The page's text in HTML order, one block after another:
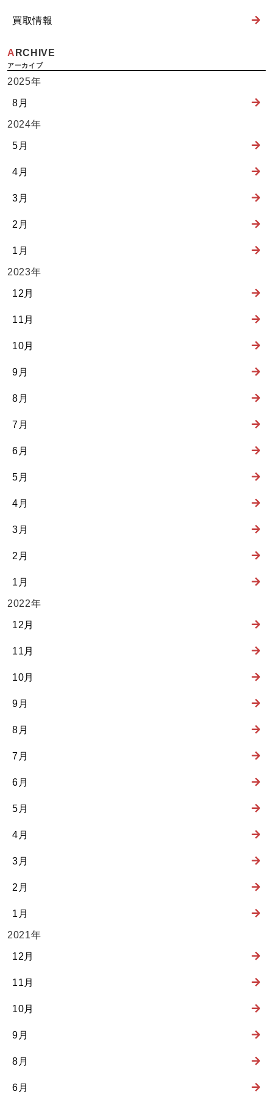
買取情報
ARCHIVE
2025年
8月
2024年
5月
4月
3月
2月
1月
2023年
12月
11月
10月
9月
8月
7月
6月
5月
4月
3月
2月
1月
2022年
12月
11月
10月
9月
8月
7月
6月
5月
4月
3月
2月
1月
2021年
12月
11月
10月
9月
8月
6月